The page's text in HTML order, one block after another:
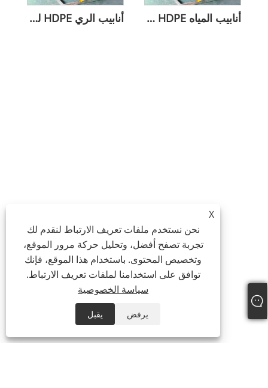
أنابيب الري HDPE للزراعة أنابيب المياه HDPE للري الزراعي للأراضي الزراعية
X
نحن نستخدم ملفات تعريف الارتباط لنقدم لك
تجربة تصفح أفضل، وتحليل حركة مرور الموقع،
وتخصيص المحتوى. باستخدام هذا الموقع، فإنك
توافق على استخدامنا لملفات تعريف الارتباط.
سياسة الخصوصية
يرفض يقبل